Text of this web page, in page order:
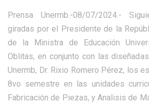
Prensa Unermb.-08/07/2024.-
giradas por el Presidente de la
de la Ministra de Educación
Oblitas, en conjunto con las
Unermb, Dr. Rixio Romero Pérez, los
8vo semestre en las unidades
Fabricación de Piezas, y Analisis de